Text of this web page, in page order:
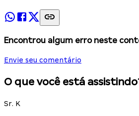
Encontrou algum erro neste
Envie seu comentário
O que você está
Sr. K